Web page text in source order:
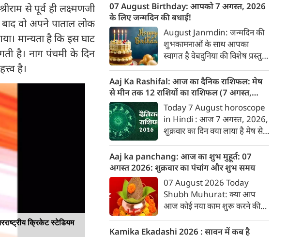
से पूर्व ही लक्ष्मणजी
वो अपने पाताल लोक
मान्यता है कि इस घाट
है। नाग पंचमी के दिन
है।
क्रिकेट स्टेडियम
07 August Birthday: आपको 7 अगस्त, 2026
के लिए जन्मदिन की बधाई!
August Janmdin: जन्मदिन की
शुभकामनाओं के साथ आपका
स्वागत है वेबदुनिया की विशेष प्रस्तुति
पाठकों के व्यक्तित्व और भविष्य के
बारे में जानकारी देगा जिनका उस
दिनांक को जन्मदिन होगा। पेश है
दिनांक 7 को जन्मे व्यक्तियों के बारे
में जानकारी :
Aaj Ka Rashifal: आज का दैनिक राशिफल: मेष
से मीन तक 12 राशियों का राशिफल (7 अगस्‍त,
2026)
Today 7 August horoscope
in Hindi : आज 7 अगस्‍त, 2026,
शुक्रवार का दिन क्या लाया है मेष से
डेली होरोस्कोप के अनुसार वेबदुनिया
पर दैनिक राशिफल के बारे में एकदम
सटीक जानकारी...
Aaj ka panchang: आज का शुभ मुहूर्त: 07
अगस्‍त 2026: शुक्रवार का पंचांग और शुभ समय
07 August 2026 Today
Shubh Muhurat: क्या आप
आज कोई नया काम शुरू करने की
लेने वाले हैं? ज्योतिष और पंचांग के
Kamika Ekadashi 2026 : सावन में कब है